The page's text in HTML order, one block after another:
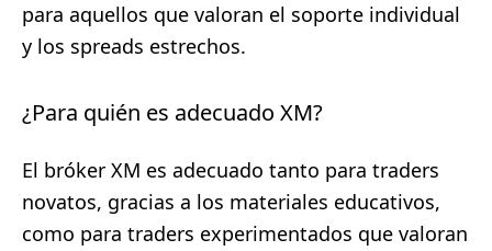
para aquellos que valoran el soporte individual
y los spreads estrechos.
¿Para quién es adecuado XM?
El bróker XM es adecuado tanto para traders
novatos, gracias a los materiales educativos,
como para traders experimentados que valoran